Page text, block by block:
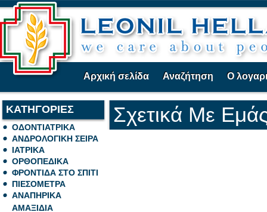
Αρχική σελίδα Αναζήτηση Ο
ΚΑΤΗΓΟΡΙΕΣ
ΟΔΟΝΤΙΑΤΡΙΚΑ
ΑΝΔΡΟΛΟΓΙΚΗ ΣΕΙΡΑ
ΙΑΤΡΙΚΑ
ΟΡΘΟΠΕΔΙΚΑ
ΦΡΟΝΤΙΔΑ ΣΤΟ ΣΠΙΤΙ
ΠΙΕΣΟΜΕΤΡΑ
ΑΝΑΠΗΡΙΚΑ
ΑΜΑΞΙΔΙΑ
Σχετικά Με